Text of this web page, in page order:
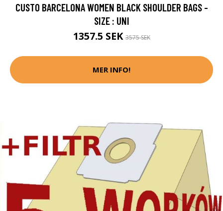
CUSTO BARCELONA WOMEN BLACK SHOULDER BAGS -
SIZE : UNI
1357.5 SEK3575 SEK
MER INFO!